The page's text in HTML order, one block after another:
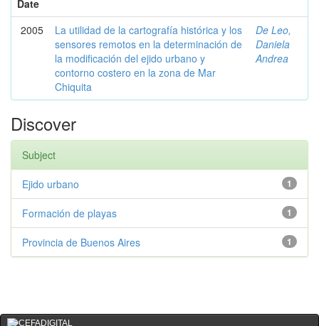
Date
2005
La utilidad de la cartografía histórica y los
sensores remotos en la determinación de
la modificación del ejido urbano y
contorno costero en la zona de Mar
Chiquita
De Leo,
Daniela
Andrea
Discover
Subject
1
Ejido urbano
1
Formación de playas
1
Provincia de Buenos Aires